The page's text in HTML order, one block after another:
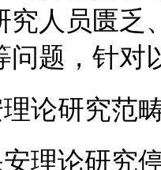
究人员匮乏
问题，针对
论研究范
理论研究